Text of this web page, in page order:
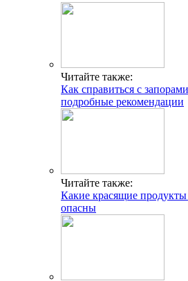
Читайте также:
Как справиться с
подробные рекомендации
Читайте также:
Какие красящие продукты
опасны